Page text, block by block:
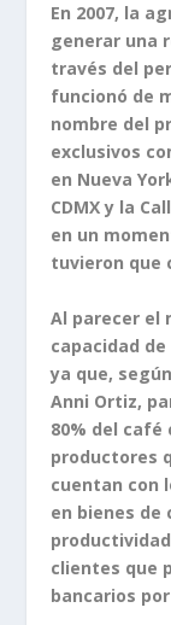
En 2007, la
generar una
través del
funcionó de
nombre del
exclusivos
en Nueva
CDMX y la
en un
tuvieron que
Al parecer el
capacidad
ya que,
Anni Ortiz,
80% del café
productores
cuentan con
en bienes de
clientes que
bancarios